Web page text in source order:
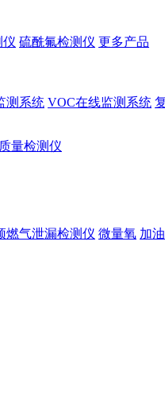
仪 硫酰氟检测仪 更多产品
测系统 VOC在线监测系统
量检测仪
燃气泄漏检测仪 微量氧 加